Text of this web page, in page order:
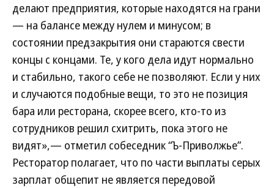
делают предприятия, которые находятся на грани
— на балансе между нулем и минусом; в
состоянии предзакрытия они стараются свести
концы с концами. Те, у кого дела идут нормально
и стабильно, такого себе не позволяют. Если у них
и случаются подобные вещи, то это не позиция
бара или ресторана, скорее всего, кто-то из
сотрудников решил схитрить, пока этого не
видят»,— отметил собеседник “Ъ-Приволжье”.
Ресторатор полагает, что по части выплаты серых
зарплат общепит не является передовой